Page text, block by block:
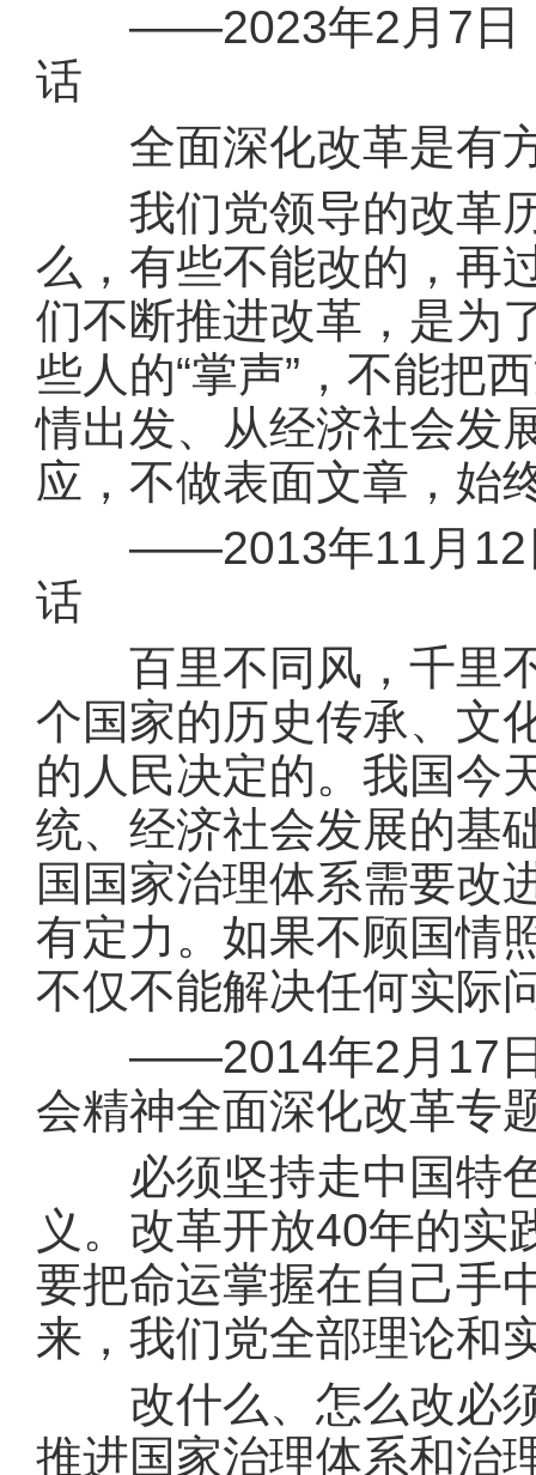
——2023年2月7日，
话
全面深化改革是有方
我们党领导的改革历
么，有些不能改的，再
们不断推进改革，是为
些人的“掌声”，不能把
情出发、从经济社会发
应，不做表面文章，始
——2013年11月12日
话
百里不同风，千里不
个国家的历史传承、文
的人民决定的。我国今
统、经济社会发展的基
国国家治理体系需要改
有定力。如果不顾国情
不仅不能解决任何实际
——2014年2月17日
会精神全面深化改革专
必须坚持走中国特色
义。改革开放40年的实
要把命运掌握在自己手
来，我们党全部理论和
改什么、怎么改必须
推进国家治理体系和治